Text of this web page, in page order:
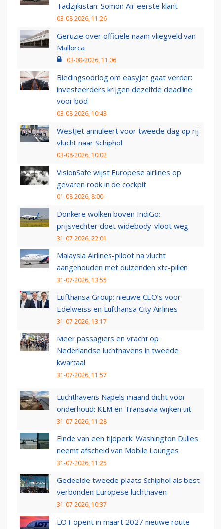
Tadzjikistan: Somon Air eerste klant
03-08-2026, 11:26
Geruzie over officiële naam vliegveld van
Mallorca
03-08-2026, 11:06
Biedingsoorlog om easyJet gaat verder:
investeerders krijgen dezelfde deadline
voor bod
03-08-2026, 10:43
WestJet annuleert voor tweede dag op rij
vlucht naar Schiphol
03-08-2026, 10:02
VisionSafe wijst Europese airlines op
gevaren rook in de cockpit
01-08-2026, 8:00
Donkere wolken boven IndiGo:
prijsvechter doet widebody-vloot weg
31-07-2026, 22:01
Malaysia Airlines-piloot na vlucht
aangehouden met duizenden xtc-pillen
31-07-2026, 13:55
Lufthansa Group: nieuwe CEO’s voor
Edelweiss en Lufthansa City Airlines
31-07-2026, 13:17
Meer passagiers en vracht op
Nederlandse luchthavens in tweede
kwartaal
31-07-2026, 11:57
Luchthavens Napels maand dicht voor
onderhoud: KLM en Transavia wijken uit
31-07-2026, 11:28
Einde van een tijdperk: Washington Dulles
neemt afscheid van Mobile Lounges
31-07-2026, 11:25
Gedeelde tweede plaats Schiphol als best
verbonden Europese luchthaven
31-07-2026, 10:37
LOT opent in maart 2027 nieuwe route